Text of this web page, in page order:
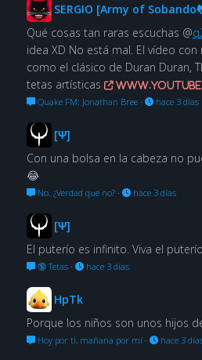
SERGIO [Army of
Qué cosas tan raras escuchas @
idea XD No está mal. El vídeo
como el clásico de Duran Duran,
tetas artísticas
Quake FM: Jonathan Bree· hace 3 días
[Ψ]
Con una bolsa en la cabeza no
😂
No. ¿Verdad que no?· hace 3 días
[Ψ]
El puterío es infinito. Viva el
🔞 Tetas· hace 3 días
HpTk
Porque los niños son unos hijos
Hoy por ti, mañana por mí· hace 3